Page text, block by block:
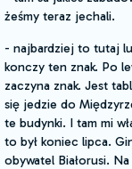
żeśmy teraz jechali.
- najbardziej to tutaj
konczy ten znak. Po
zaczyna znak. Jest
się jedzie do
te budynki. I tam mi
to był koniec lipca.
obywatel Białorusi.